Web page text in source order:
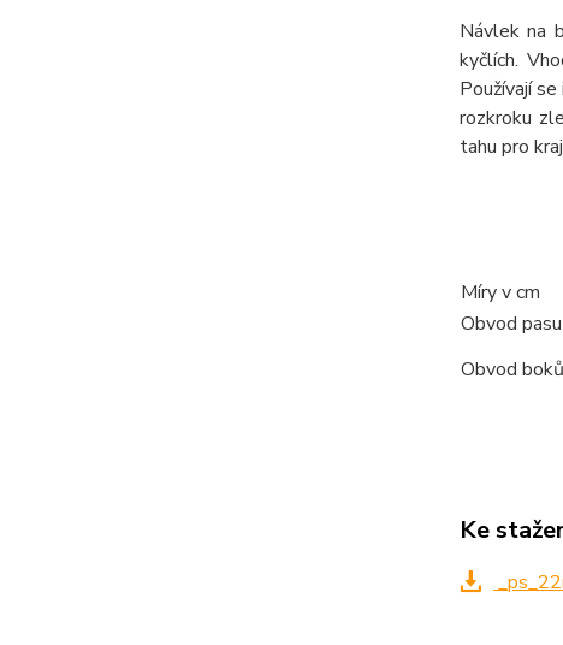
Návlek na
kyčlích.
Používají
rozkroku
tahu pro
Míry v cm
Obvod pasu
Obvod boků
Ke